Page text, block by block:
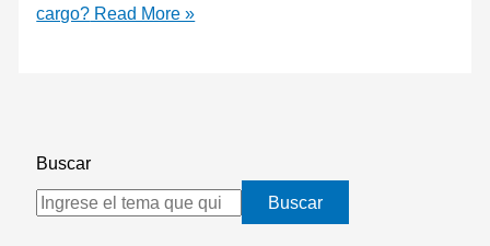
cargo? Read More »
Buscar
Buscar